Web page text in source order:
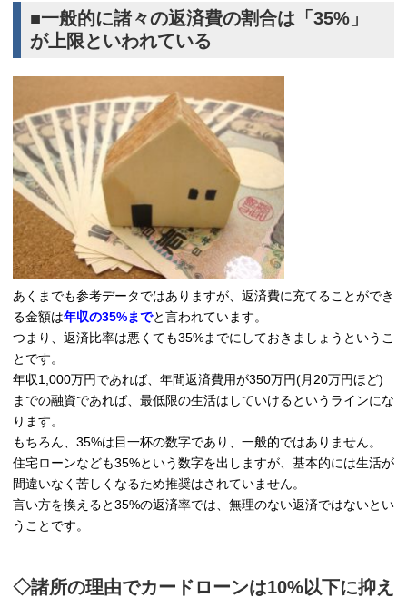
■一般的に諸々の返済費の割合は「35%」
が上限といわれている
あくまでも参考データではありますが、返済費に充てることができ
る金額は年収の35%までと言われています。
つまり、返済比率は悪くても35%までにしておきましょうというこ
とです。
年収1,000万円であれば、年間返済費用が350万円(月20万円ほど)
までの融資であれば、最低限の生活はしていけるというラインにな
ります。
もちろん、35%は目一杯の数字であり、一般的ではありません。
住宅ローンなども35%という数字を出しますが、基本的には生活が
間違いなく苦しくなるため推奨はされていません。
言い方を換えると35%の返済率では、無理のない返済ではないとい
うことです。
◇諸所の理由でカードローンは10%以下に抑え